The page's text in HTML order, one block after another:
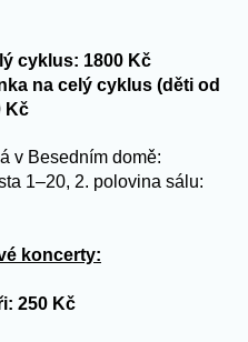
cyklus: 1800 Kč
na celý cyklus (děti od
Kč
v Besedním domě:
1–20, 2. polovina sálu:
koncerty:
250 Kč